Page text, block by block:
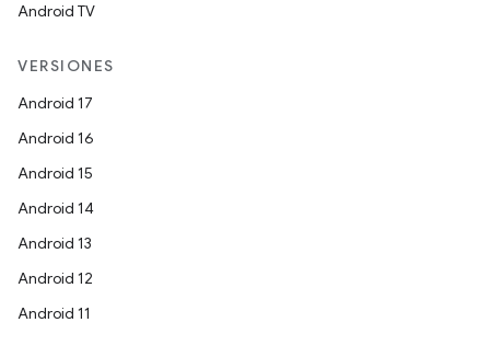
Android TV
VERSIONES
Android 17
Android 16
Android 15
Android 14
Android 13
Android 12
Android 11